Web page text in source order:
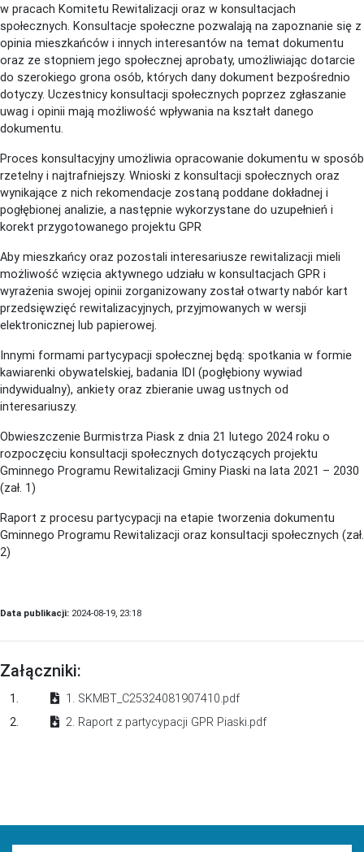
w pracach Komitetu Rewitalizacji oraz w konsultacjach
społecznych. Konsultacje społeczne pozwalają na zapoznanie się z
opinia mieszkańców i innych interesantów na temat dokumentu
oraz ze stopniem jego społecznej aprobaty, umożliwiając dotarcie
do szerokiego grona osób, których dany dokument bezpośrednio
dotyczy. Uczestnicy konsultacji społecznych poprzez zgłaszanie
uwag i opinii mają możliwość wpływania na kształt danego
dokumentu.
Proces konsultacyjny umożliwia opracowanie dokumentu w sposób
rzetelny i najtrafniejszy. Wnioski z konsultacji społecznych oraz
wynikające z nich rekomendacje zostaną poddane dokładnej i
pogłębionej analizie, a następnie wykorzystane do uzupełnień i
korekt przygotowanego projektu GPR
Aby mieszkańcy oraz pozostali interesariusze rewitalizacji mieli
możliwość wzięcia aktywnego udziału w konsultacjach GPR i
wyrażenia swojej opinii zorganizowany został otwarty nabór kart
przedsięwzięć rewitalizacyjnych, przyjmowanych w wersji
elektronicznej lub papierowej.
Innymi formami partycypacji społecznej będą: spotkania w formie
kawiarenki obywatelskiej, badania IDI (pogłębiony wywiad
indywidualny), ankiety oraz zbieranie uwag ustnych od
interesariuszy.
Obwieszczenie Burmistrza Piask z dnia 21 lutego 2024 roku o
rozpoczęciu konsultacji społecznych dotyczących projektu
Gminnego Programu Rewitalizacji Gminy Piaski na lata 2021 – 2030
(zał. 1)
Raport z procesu partycypacji na etapie tworzenia dokumentu
Gminnego Programu Rewitalizacji oraz konsultacji społecznych (zał.
2)
Data publikacji: 2024-08-19, 23:18
Załączniki:
1.
1. SKMBT_C25324081907410.pdf
2.
2. Raport z partycypacji GPR Piaski.pdf